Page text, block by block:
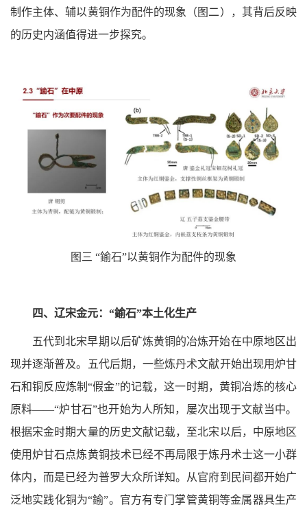
制作主体、辅以黄铜作为配件的现象（图二），其背后反映
的历史内涵值得进一步探究。
图三 “鍮石”以黄铜作为配件的现象
四、辽宋金元：“鍮石”本土化生产
五代到北宋早期以后矿炼黄铜的冶炼开始在中原地区出
现并逐渐普及。五代后期，一些炼丹术文献开始出现用炉甘
石和铜反应炼制“假金”的记载，这一时期，黄铜冶炼的核心
原料——“炉甘石”也开始为人所知，屡次出现于文献当中。
根据宋金时期大量的历史文献记载，至北宋以后，中原地区
使用炉甘石点炼黄铜技术已经不再局限于炼丹术士这一小群
体内，而是已经为普罗大众所详知。从官府到民间都开始广
泛地实践化铜为“鍮”。官方有专门掌管黄铜等金属器具生产